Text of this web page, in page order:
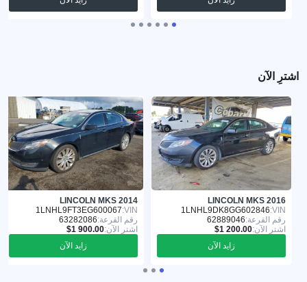
اشترِ الآن
LINCOLN MKS 2016
VIN:
1LNHL9DK8GG602846
رقم القرعة:62889046
اشترِ الآن:
زايد الآن
LINCOLN MKS 2014
VIN:
1LNHL9FT3EG600067
رقم القرعة:63282086
اشترِ الآن:
زايد الآن